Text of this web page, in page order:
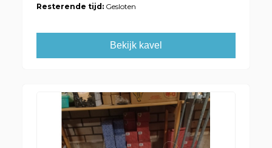
Resterende tijd: Gesloten
Bekijk kavel